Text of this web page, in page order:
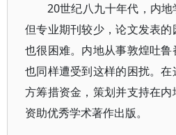
20世纪八九十年代，内地
但专业期刊较少，论文发表
也很困难。内地从事敦煌吐
也同样遭受到这样的困扰。
方筹措资金，策划并支持在内
资助优秀学术著作出版。